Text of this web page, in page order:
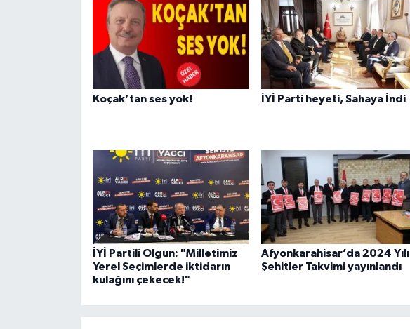
Koçak’tan ses yok! İYİ Parti heyeti, Sahaya İndi
İYİ Partili Olgun: "Milletimiz
Yerel Seçimlerde iktidarın
kulağını çekecek!"
Afyonkarahisar’da 2024 Yılı
Şehitler Takvimi yayınlandı